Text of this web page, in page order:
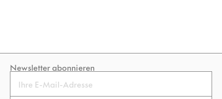
Newsletter abonnieren
Email